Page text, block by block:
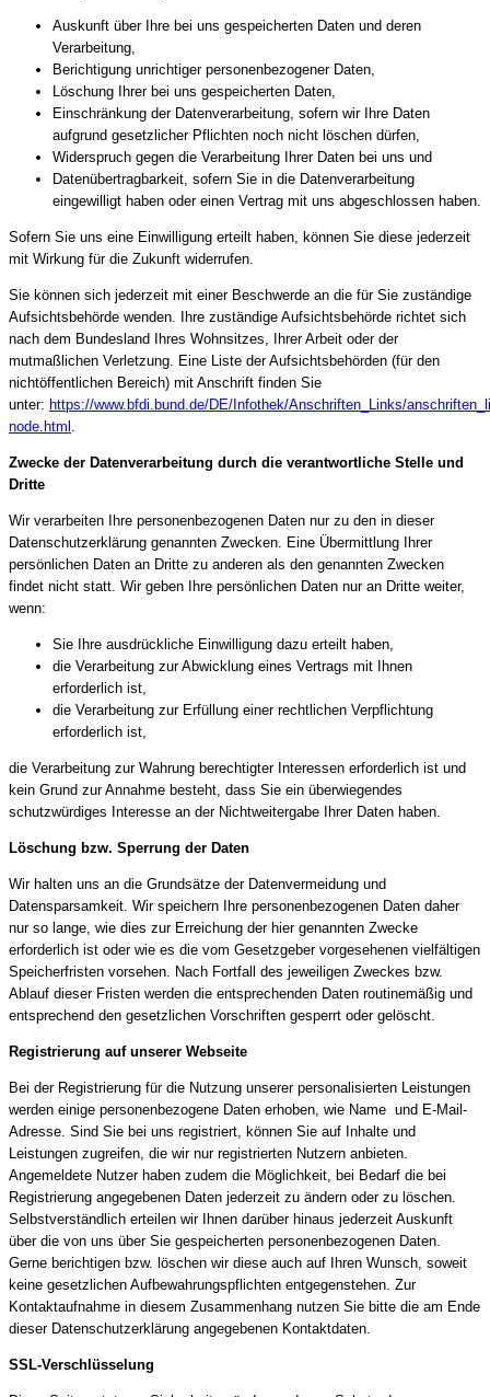
Auskunft über Ihre bei uns gespeicherten Daten und deren
Verarbeitung,
Berichtigung unrichtiger personenbezogener Daten,
Löschung Ihrer bei uns gespeicherten Daten,
Einschränkung der Datenverarbeitung, sofern wir Ihre Daten
aufgrund gesetzlicher Pflichten noch nicht löschen dürfen,
Widerspruch gegen die Verarbeitung Ihrer Daten bei uns und
Datenübertragbarkeit, sofern Sie in die Datenverarbeitung
eingewilligt haben oder einen Vertrag mit uns abgeschlossen haben.
Sofern Sie uns eine Einwilligung erteilt haben, können Sie diese jederzeit
mit Wirkung für die Zukunft widerrufen.
Sie können sich jederzeit mit einer Beschwerde an die für Sie zuständige
Aufsichtsbehörde wenden. Ihre zuständige Aufsichtsbehörde richtet sich
nach dem Bundesland Ihres Wohnsitzes, Ihrer Arbeit oder der
mutmaßlichen Verletzung. Eine Liste der Aufsichtsbehörden (für den
nichtöffentlichen Bereich) mit Anschrift finden Sie
unter: https://www.bfdi.bund.de/DE/Infothek/Anschriften_Links/
node.html
Zwecke der Datenverarbeitung durch die verantwortliche Stelle und
Dritte
Wir verarbeiten Ihre personenbezogenen Daten nur zu den in dieser
Datenschutzerklärung genannten Zwecken. Eine Übermittlung Ihrer
persönlichen Daten an Dritte zu anderen als den genannten Zwecken
findet nicht statt. Wir geben Ihre persönlichen Daten nur an Dritte weiter,
wenn:
Sie Ihre ausdrückliche Einwilligung dazu erteilt haben,
die Verarbeitung zur Abwicklung eines Vertrags mit Ihnen
erforderlich ist,
die Verarbeitung zur Erfüllung einer rechtlichen Verpflichtung
erforderlich ist,
die Verarbeitung zur Wahrung berechtigter Interessen erforderlich ist und
kein Grund zur Annahme besteht, dass Sie ein überwiegendes
schutzwürdiges Interesse an der Nichtweitergabe Ihrer Daten haben.
Löschung bzw. Sperrung der Daten
Wir halten uns an die Grundsätze der Datenvermeidung und
Datensparsamkeit. Wir speichern Ihre personenbezogenen Daten daher
nur so lange, wie dies zur Erreichung der hier genannten Zwecke
erforderlich ist oder wie es die vom Gesetzgeber vorgesehenen vielfältigen
Speicherfristen vorsehen. Nach Fortfall des jeweiligen Zweckes bzw.
Ablauf dieser Fristen werden die entsprechenden Daten routinemäßig und
entsprechend den gesetzlichen Vorschriften gesperrt oder gelöscht.
Registrierung auf unserer Webseite
Bei der Registrierung für die Nutzung unserer personalisierten Leistungen
werden einige personenbezogene Daten erhoben, wie Name und E-Mail-
Adresse. Sind Sie bei uns registriert, können Sie auf Inhalte und
Leistungen zugreifen, die wir nur registrierten Nutzern anbieten.
Angemeldete Nutzer haben zudem die Möglichkeit, bei Bedarf die bei
Registrierung angegebenen Daten jederzeit zu ändern oder zu löschen.
Selbstverständlich erteilen wir Ihnen darüber hinaus jederzeit Auskunft
über die von uns über Sie gespeicherten personenbezogenen Daten.
Gerne berichtigen bzw. löschen wir diese auch auf Ihren Wunsch, soweit
keine gesetzlichen Aufbewahrungspflichten entgegenstehen. Zur
Kontaktaufnahme in diesem Zusammenhang nutzen Sie bitte die am Ende
dieser Datenschutzerklärung angegebenen Kontaktdaten.
SSL-Verschlüsselung